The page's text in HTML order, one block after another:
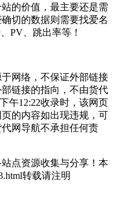
的价值，最主要还是需
切的数据则需要找爱名
PV、跳出率等！
网络，不保证外部链接
链接的指向，不由货代
午12:22收录时，该网页
的内容如出现违规，可
网导航不承担任何责
点资源收集与分享！ 本
转载请注明